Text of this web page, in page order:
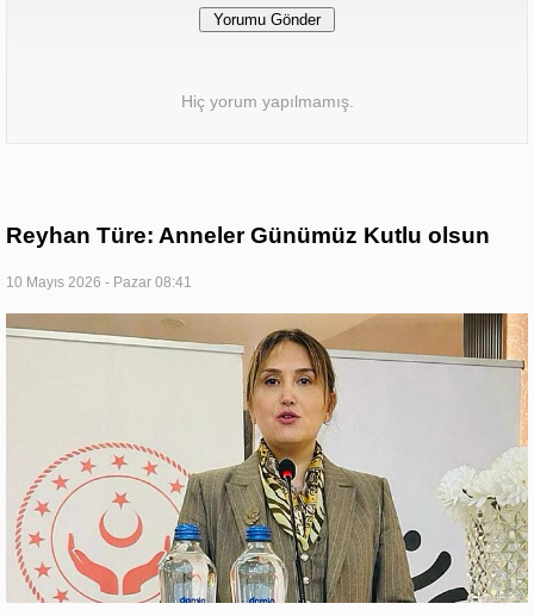
Hiç yorum yapılmamış.
Reyhan Türe: Anneler Günümüz Kutlu olsun
10 Mayıs 2026 - Pazar 08:41